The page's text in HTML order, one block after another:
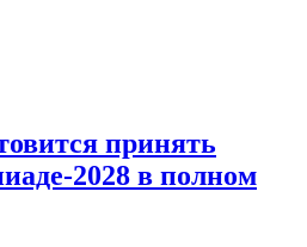
принять
2028 в полном